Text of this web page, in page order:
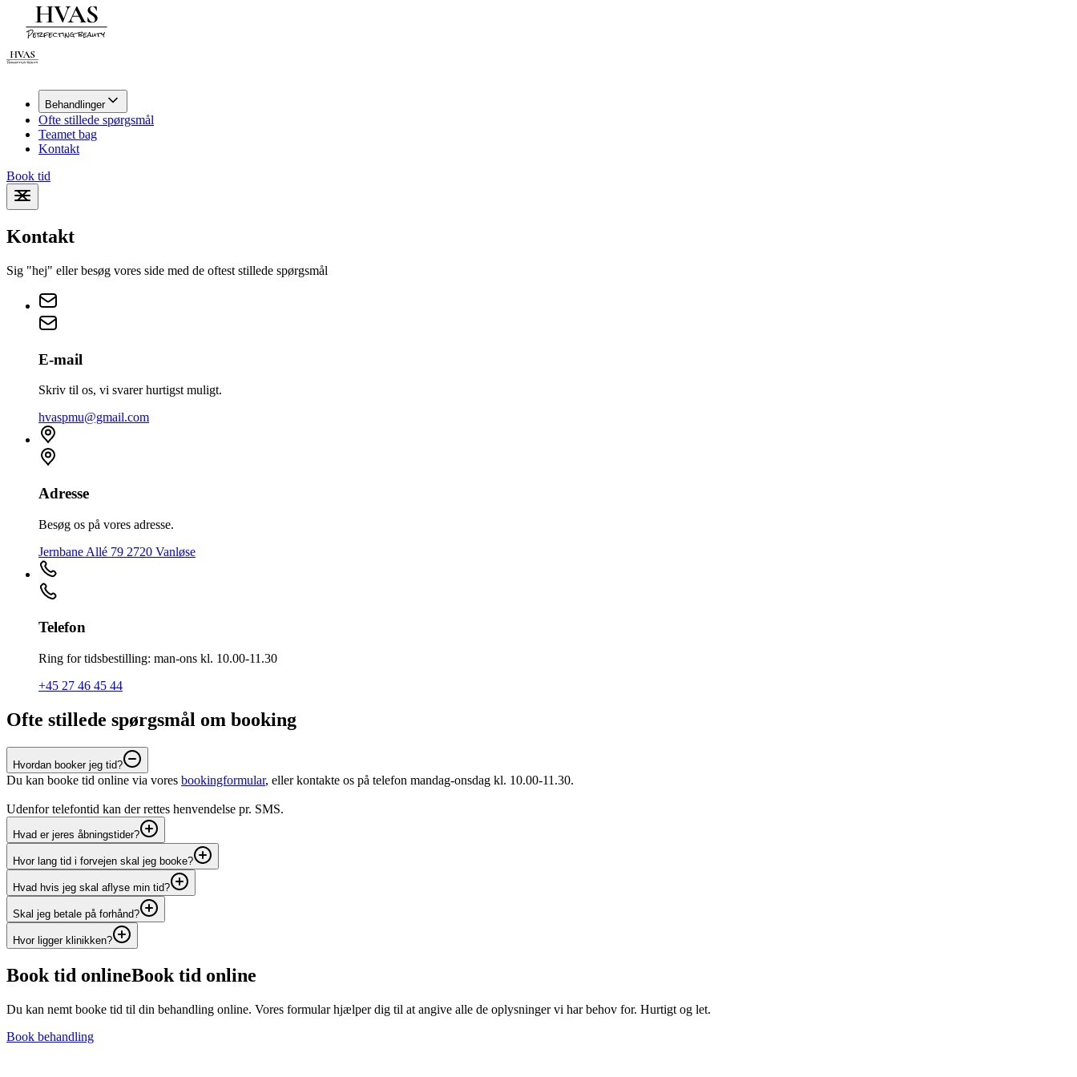
Behandlinger
Ofte stillede spørgsmål
Teamet bag
Kontakt
Book tid
Kontakt
Sig "hej" eller besøg vores side med de oftest stillede spørgsmål
E-mail
Skriv til os, vi svarer hurtigst muligt.
hvaspmu@gmail.com
Adresse
Besøg os på vores adresse.
Jernbane Allé 79 2720 Vanløse
Telefon
Ring for tidsbestilling: man-ons kl. 10.00-11.30
+45 27 46 45 44
Ofte stillede spørgsmål om booking
Hvordan booker jeg tid?
Du kan booke tid online via vores bookingformular, eller kontakte os på telefon mandag-onsdag kl. 10.00-11.30.
Udenfor telefontid kan der rettes henvendelse pr. SMS.
Hvad er jeres åbningstider?
Hvor lang tid i forvejen skal jeg booke?
Hvad hvis jeg skal aflyse min tid?
Skal jeg betale på forhånd?
Hvor ligger klinikken?
Book tid onlineBook tid online
Du kan nemt booke tid til din behandling online. Vores formular hjælper dig til at angive alle de oplysninger vi har behov for. Hurtigt og let.
Book behandling